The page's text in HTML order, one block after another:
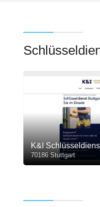
K&I
70186 Stuttgart